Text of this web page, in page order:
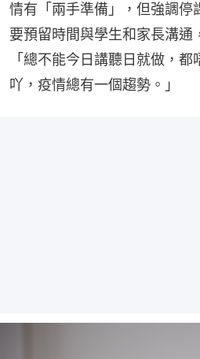
情有「兩手準備」，但強調停
要預留時間與學生和家長溝通
「總不能今日講聽日就做，
吖，疫情總有一個趨勢。」